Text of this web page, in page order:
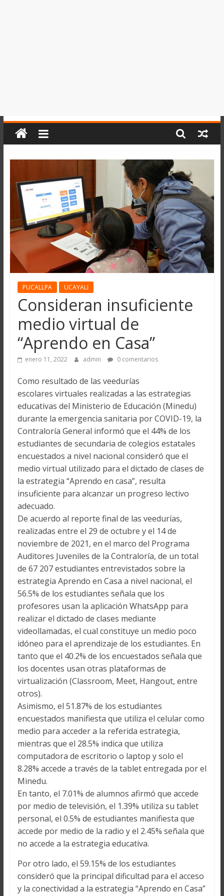
PUCALLPA UCAYALI
Consideran insuficiente
medio virtual de
“Aprendo en Casa”
enero 11, 2022 admin 0 comentarios
Como resultado de las veedurías
escolares virtuales realizadas a las estrategias
educativas del Ministerio de Educación (Minedu)
durante la emergencia sanitaria por COVID-19, la
Contraloría General informó que el 44% de los
estudiantes de secundaria de colegios estatales
encuestados a nivel nacional consideró que el
medio virtual utilizado para el dictado de clases de
la estrategia “Aprendo en casa”, resulta
insuficiente para alcanzar un progreso lectivo
adecuado.
De acuerdo al reporte final de las veedurías,
realizadas entre el 29 de octubre y el 14 de
noviembre de 2021, en el marco del Programa
Auditores Juveniles de la Contraloría, de un total
de 67 207 estudiantes entrevistados sobre la
estrategia Aprendo en Casa a nivel nacional, el
56.5% de los estudiantes señala que los
profesores usan la aplicación WhatsApp para
realizar el dictado de clases mediante
videollamadas, el cual constituye un medio poco
idóneo para el aprendizaje de los estudiantes. En
tanto que el 40.2% de los encuestados señala que
los docentes usan otras plataformas de
virtualización (Classroom, Meet, Hangout, entre
otros).
Asimismo, el 51.87% de los estudiantes
encuestados manifiesta que utiliza el celular como
medio para acceder a la referida estrategia,
mientras que el 28.5% indica que utiliza
computadora de escritorio o laptop y solo el
8.28% accede a través de la tablet entregada por el
Minedu.
En tanto, el 7.01% de alumnos afirmó que accede
por medio de televisión, el 1.39% utiliza su tablet
personal, el 0.5% de estudiantes manifiesta que
accede por medio de la radio y el 2.45% señala que
no accede a la estrategia educativa.
Por otro lado, el 59.15% de los estudiantes
consideró que la principal dificultad para el acceso
y la conectividad a la estrategia “Aprendo en Casa”